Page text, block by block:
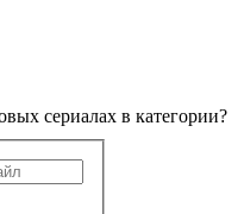
сериалах в категории?